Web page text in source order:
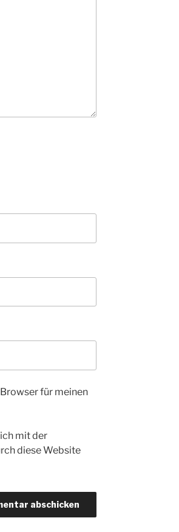
für meinen
mit der
diese Website